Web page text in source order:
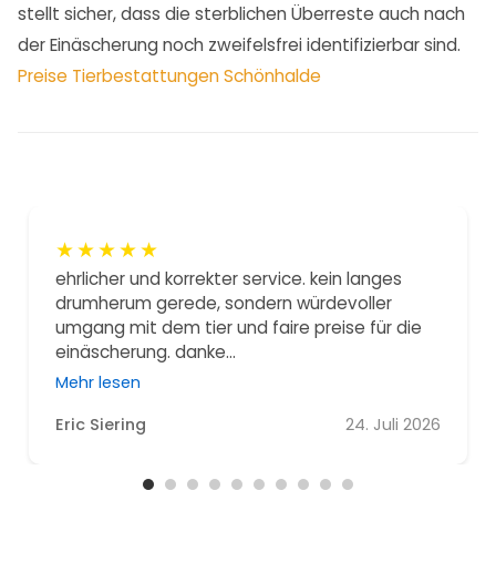
stellt sicher, dass die sterblichen Überreste auch nach
der Einäscherung noch zweifelsfrei identifizierbar sind.
Preise Tierbestattungen Schönhalde
★★★★★
ehrlicher und korrekter service. kein langes
drumherum gerede, sondern würdevoller
umgang mit dem tier und faire preise für die
einäscherung. danke...
Mehr lesen
Eric Siering
24. Juli 2026